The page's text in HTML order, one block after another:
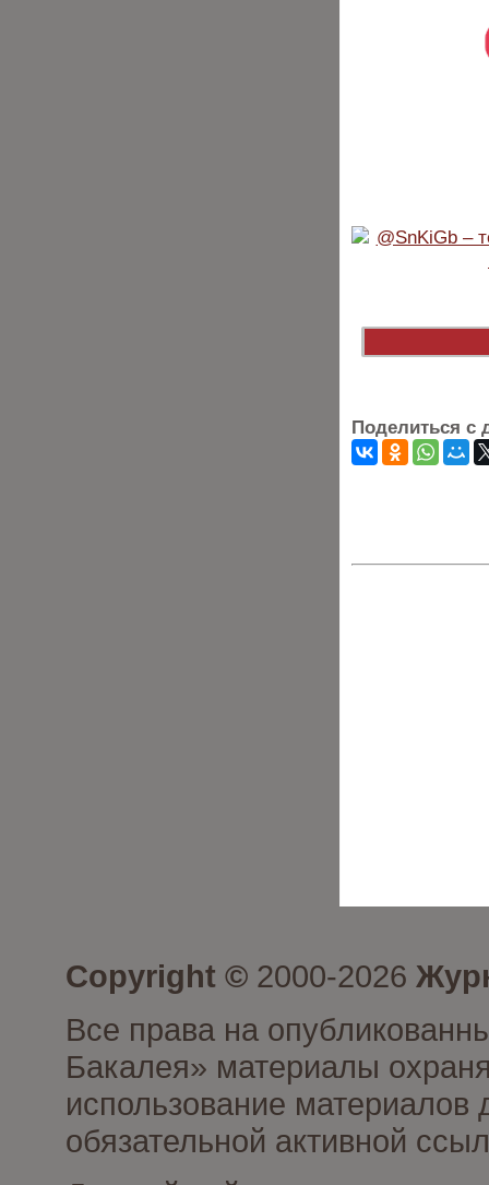
Поделиться с
Copyright © 2000-2026
Все права на
Бакалея» материалы
использование материалов
обязательной активной